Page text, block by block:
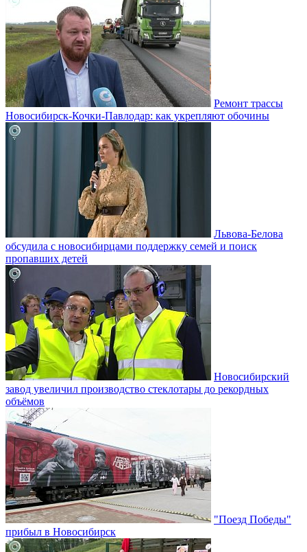
Ремонт трассы
Новосибирск-Кочки-Павлодар: как укрепляют обочины
Львова-Белова
обсудила с новосибирцами поддержку семей и поиск
пропавших детей
Новосибирский
завод увеличил производство стеклотары до рекордных
объёмов
"Поезд Победы"
прибыл в Новосибирск